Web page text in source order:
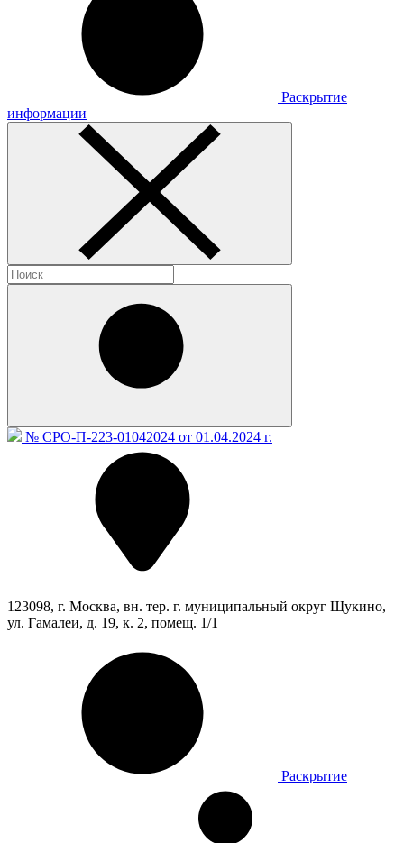
Раскрытие
информации
№ СРО-П-223-01042024 от 01.04.2024 г.
123098, г. Москва, вн. тер. г. муниципальный округ Щукино,
ул. Гамалеи, д. 19, к. 2, помещ. 1/1
Раскрытие